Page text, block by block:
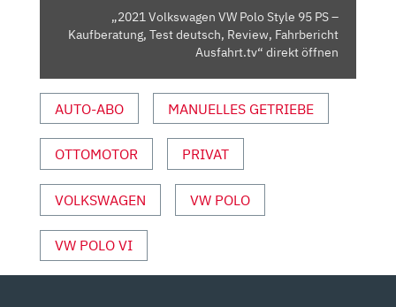
KAUFBERATUNG,
TEST
FAHRBERICHT
AUSFAHRT.TV“
VON
YOUTUBE
„2021 Volkswagen VW Polo Style 95 PS –
Kaufberatung, Test deutsch, Review, Fahrbericht
Ausfahrt.tv“ direkt öffnen
AUTO-ABO MANUELLES GETRIEBE
OTTOMOTOR PRIVAT
VOLKSWAGEN VW POLO
VW POLO VI